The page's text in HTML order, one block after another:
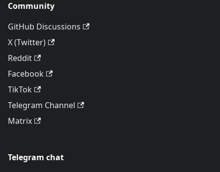
Community
GitHub Discussions
X (Twitter)
Reddit
Facebook
TikTok
Telegram Channel
Matrix
Telegram chat